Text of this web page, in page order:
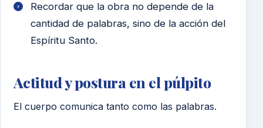
Recordar que la obra no depende de la
cantidad de palabras, sino de la acción del
Espíritu Santo.
Actitud y postura en el púlpito
El cuerpo comunica tanto como las palabras.